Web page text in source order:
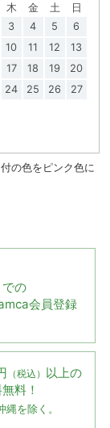
木 金 土
日
3 4 5
6
10 11 12
13
17 18 19
20
24 25 26
27
の色をピンク色に
の
会員登録
（税込） 以上の
料！
を除く。